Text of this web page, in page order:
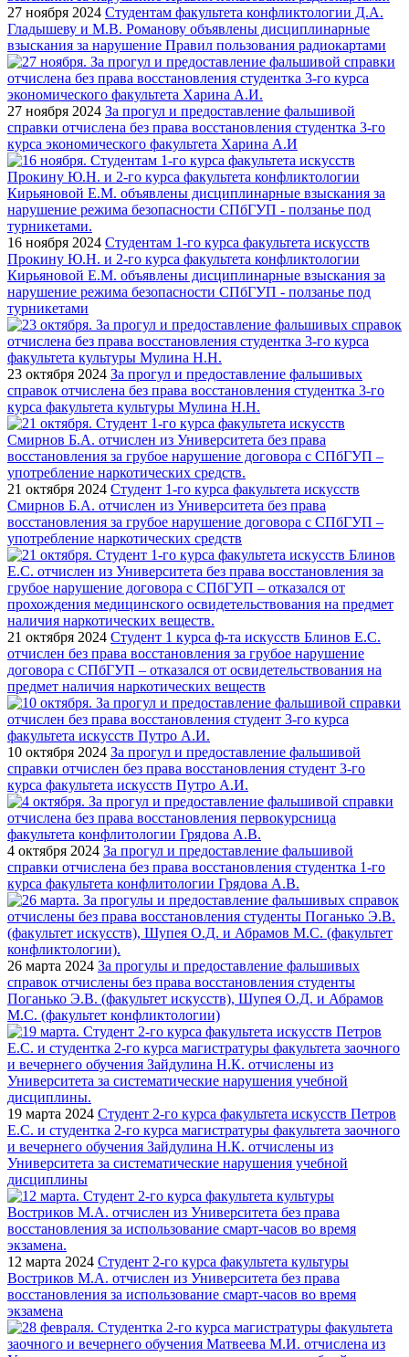
27 ноября 2024 Студентам факультета конфликтологии Д.А.
Гладышеву и М.В. Романову объявлены дисциплинарные
взыскания за нарушение Правил пользования радиокартами
27 ноября 2024 За прогул и предоставление фальшивой
справки отчислена без права восстановления студентка 3-го
курса экономического факультета Харина А.И
16 ноября 2024 Студентам 1-го курса факультета искусств
Прокину Ю.Н. и 2-го курса факультета конфликтологии
Кирьяновой Е.М. объявлены дисциплинарные взыскания за
нарушение режима безопасности СПбГУП - ползанье под
турникетами
23 октября 2024 За прогул и предоставление фальшивых
справок отчислена без права восстановления студентка 3-го
курса факультета культуры Мулина Н.Н.
21 октября 2024 Студент 1-го курса факультета искусств
Смирнов Б.А. отчислен из Университета без права
восстановления за грубое нарушение договора с СПбГУП –
употребление наркотических средств
21 октября 2024 Студент 1 курса ф-та искусств Блинов Е.С.
отчислен без права восстановления за грубое нарушение
договора с СПбГУП – отказался от освидетельствования на
предмет наличия наркотических веществ
10 октября 2024 За прогул и предоставление фальшивой
справки отчислен без права восстановления студент 3-го
курса факультета искусств Путро А.И.
4 октября 2024 За прогул и предоставление фальшивой
справки отчислена без права восстановления студентка 1-го
курса факультета конфлитологии Грядова А.В.
26 марта 2024 За прогулы и предоставление фальшивых
справок отчислены без права восстановления студенты
Поганько Э.В. (факультет искусств), Шупея О.Д. и Абрамов
М.С. (факультет конфликтологии)
19 марта 2024 Студент 2-го курса факультета искусств Петров
Е.С. и студентка 2-го курса магистратуры факультета заочного
и вечернего обучения Зайдулина Н.К. отчислены из
Университета за систематические нарушения учебной
дисциплины
12 марта 2024 Студент 2-го курса факультета культуры
Востриков М.А. отчислен из Университета без права
восстановления за использование смарт-часов во время
экзамена